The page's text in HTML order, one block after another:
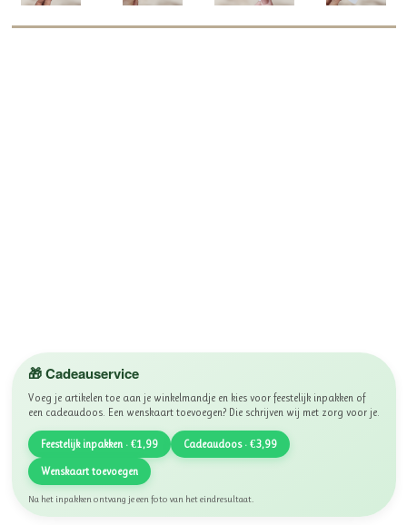
🎁 Cadeauservice
Voeg je artikelen toe aan je winkelmandje en kies voor feestelijk inpakken of
een cadeaudoos. Een wenskaart toevoegen? Die schrijven wij met zorg voor je.
Feestelijk inpakken · €1,99 Cadeaudoos · €3,99
Wenskaart toevoegen
Na het inpakken ontvang je een foto van het eindresultaat.